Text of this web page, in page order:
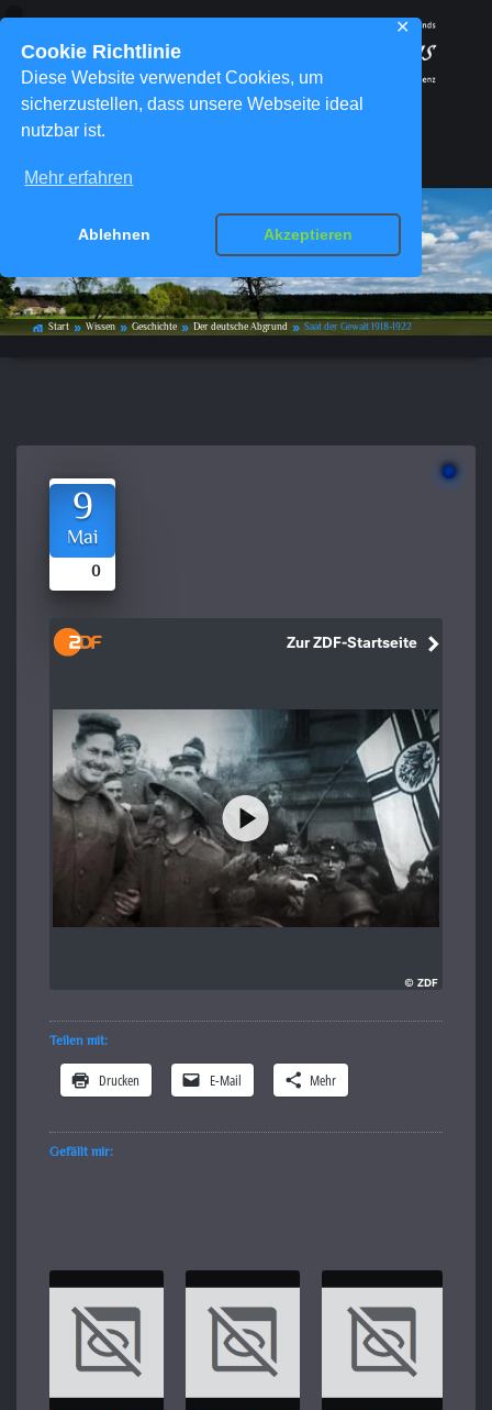
Cookie Richtlinie
Diese Website verwendet Cookies, um
sicherzustellen, dass unsere Webseite ideal
nutzbar ist.
Mehr erfahren
Ablehnen Akzeptieren
✕
Saat der Gewalt 1918-1922
home_work Start double_arrow Wissen double_arrow Geschichte double_arrow Der deutsche Abgrund double_arrow Saat der Gewalt 1918-1922
9
Mai
0
Teilen mit:
Drucken E-Mail Mehr
Gefällt mir: